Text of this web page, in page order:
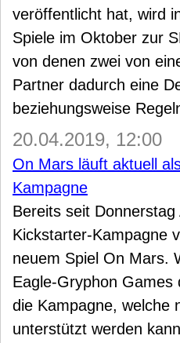
veröffentlicht hat, wird
Spiele im Oktober zur
von denen zwei von
Partner dadurch eine
beziehungsweise
20.04.2019, 12:00
On Mars läuft aktuell
Kampagne
Bereits seit
Kickstarter-Kampagne
neuem Spiel On Mars.
Eagle-Gryphon Games
die Kampagne, welche
unterstützt werden